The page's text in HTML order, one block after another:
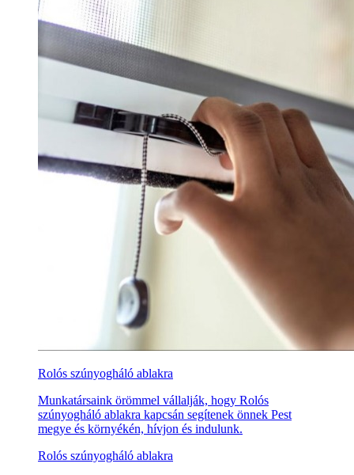
Rolós szúnyogháló ablakra
Munkatársaink örömmel vállalják, hogy Rolós
szúnyogháló ablakra kapcsán segítenek önnek Pest
megye és környékén, hívjon és indulunk.
Rolós szúnyogháló ablakra